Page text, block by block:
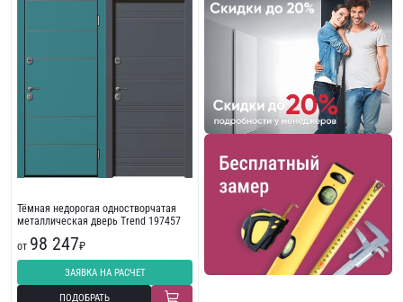
Тёмная недорогая одностворчатая
металлическая дверь Trend 197457
от 98 247₽
ЗАЯВКА НА РАСЧЕТ
ПОДОБРАТЬ